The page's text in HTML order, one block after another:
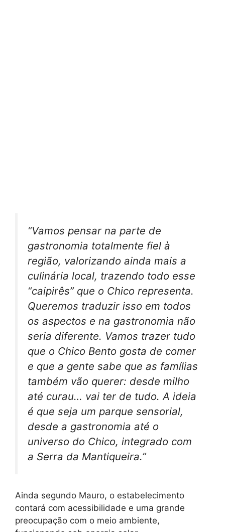
“Vamos pensar na parte de
gastronomia totalmente fiel à
região, valorizando ainda mais a
culinária local, trazendo todo esse
“caipirês” que o Chico representa.
Queremos traduzir isso em todos
os aspectos e na gastronomia não
seria diferente. Vamos trazer tudo
que o Chico Bento gosta de comer
e que a gente sabe que as famílias
também vão querer: desde milho
até curau… vai ter de tudo. A ideia
é que seja um parque sensorial,
desde a gastronomia até o
universo do Chico, integrado com
a Serra da Mantiqueira.”
Ainda segundo Mauro, o estabelecimento
contará com acessibilidade e uma grande
preocupação com o meio ambiente,